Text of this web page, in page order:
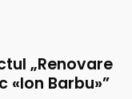
„Renovare
«Ion Barbu»”